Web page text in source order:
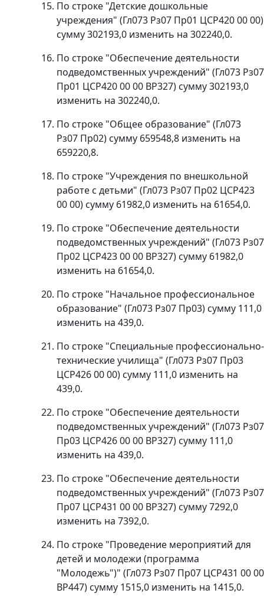
По строке "Детские дошкольные
учреждения" (Гл073 Рз07 Пр01 ЦСР420 00 00)
сумму 302193,0 изменить на 302240,0.
По строке "Обеспечение деятельности
подведомственных учреждений" (Гл073 Рз07
Пр01 ЦСР420 00 00 ВР327) сумму 302193,0
изменить на 302240,0.
По строке "Общее образование" (Гл073
Рз07 Пр02) сумму 659548,8 изменить на
659220,8.
По строке "Учреждения по внешкольной
работе с детьми" (Гл073 Рз07 Пр02 ЦСР423
00 00) сумму 61982,0 изменить на 61654,0.
По строке "Обеспечение деятельности
подведомственных учреждений" (Гл073 Рз07
Пр02 ЦСР423 00 00 ВР327) сумму 61982,0
изменить на 61654,0.
По строке "Начальное профессиональное
образование" (Гл073 Рз07 Пр03) сумму 111,0
изменить на 439,0.
По строке "Специальные профессионально-
технические училища" (Гл073 Рз07 Пр03
ЦСР426 00 00) сумму 111,0 изменить на
439,0.
По строке "Обеспечение деятельности
подведомственных учреждений" (Гл073 Рз07
Пр03 ЦСР426 00 00 ВР327) сумму 111,0
изменить на 439,0.
По строке "Обеспечение деятельности
подведомственных учреждений" (Гл073 Рз07
Пр07 ЦСР431 00 00 ВР327) сумму 7292,0
изменить на 7392,0.
По строке "Проведение мероприятий для
детей и молодежи (программа
"Молодежь")" (Гл073 Рз07 Пр07 ЦСР431 00 00
ВР447) сумму 1515,0 изменить на 1415,0.